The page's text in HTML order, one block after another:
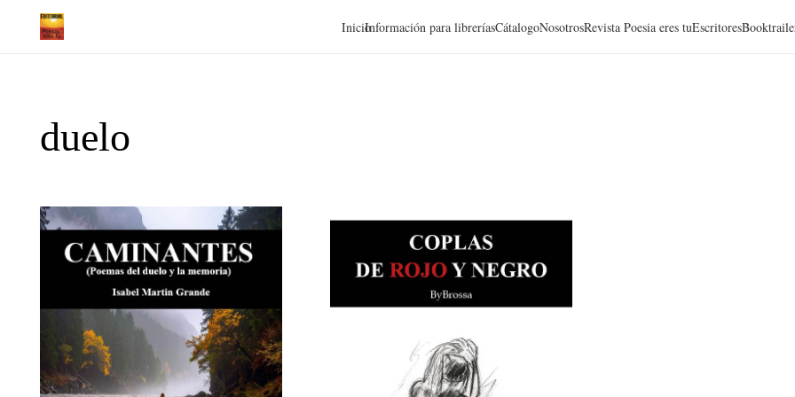
InicioInformación para libreríasCátalogoNosotrosRevista Poesia eres tuEscritores
duelo